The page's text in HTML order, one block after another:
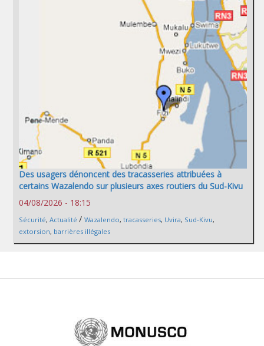
Des usagers dénoncent des tracasseries attribuées à
certains Wazalendo sur plusieurs axes routiers du Sud-Kivu
04/08/2026 - 18:15
Sécurité, Actualité / Wazalendo, tracasseries, Uvira, Sud-Kivu,
extorsion, barrières illégales